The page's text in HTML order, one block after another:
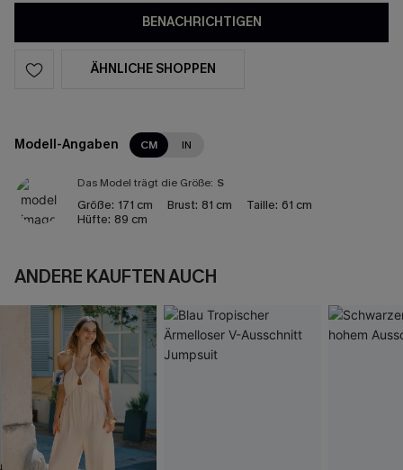
BENACHRICHTIGEN
ÄHNLICHE SHOPPEN
Modell-Angaben CM IN
Das Model trägt die Größe: S
Größe: 171 cm Brust: 81 cm Taille: 61 cm
Hüfte: 89 cm
ANDERE KAUFTEN AUCH